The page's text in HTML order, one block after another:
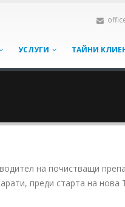
УСЛУГИ ТАЙНИ
на почистващи
преди старта на нова